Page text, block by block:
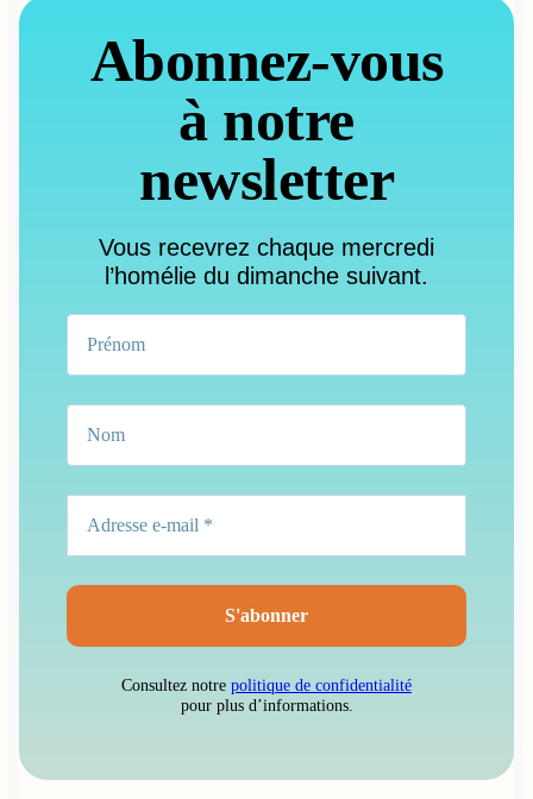
Abonnez-vous
à notre
newsletter
Vous recevrez chaque mercredi
l’homélie du dimanche suivant.
Consultez notre politique de confidentialité
pour plus d’informations.